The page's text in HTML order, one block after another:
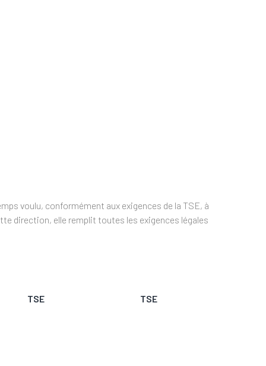
voulu, conformément aux exigences de la TSE, à
direction, elle remplit toutes les exigences légales
TSE TSE